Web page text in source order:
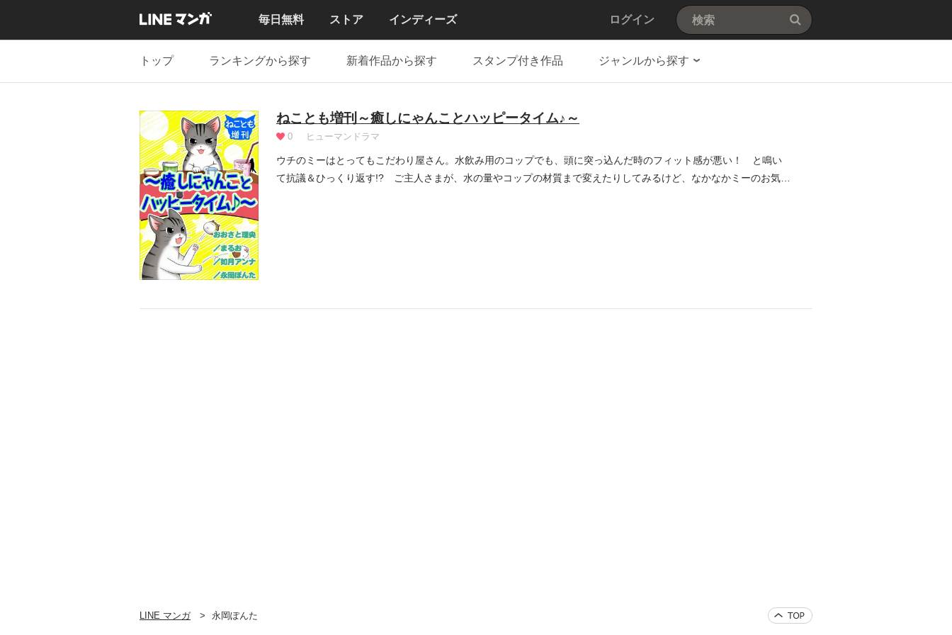
毎日無料 ストア インディーズ ログイン
トップ ランキングから探す 新着作品から探す スタンプ付き作品 ジャンルから探す
ねことも増刊～癒しにゃんことハッピータイム♪～
0 ヒューマンドラマ
ウチのミーはとってもこだわり屋さん。水飲み用のコップでも、頭に突っ込んだ時のフィット感が悪い！ と鳴い
て抗議＆ひっくり返す!? ご主人さまが、水の量やコップの材質まで変えたりしてみるけど、なかなかミーのお気に
LINE マンガ 永岡ぽんた